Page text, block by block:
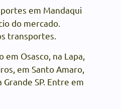
em Mandaqui
do mercado.
transportes.
Osasco, na Lapa,
em Santo Amaro,
SP. Entre em